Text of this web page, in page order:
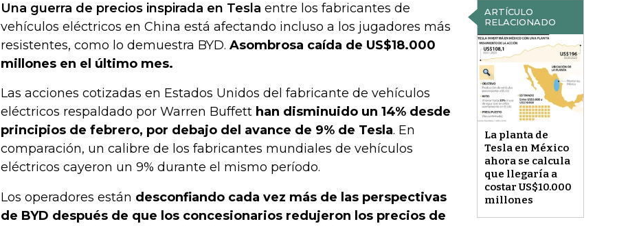
ARTÍCULO
RELACIONADO
La planta de
Tesla en México
ahora se calcula
que llegaría a
costar US$10.000
millones
Una guerra de precios inspirada en Tesla entre los fabricantes de
vehículos eléctricos en China está afectando incluso a los jugadores más
resistentes, como lo demuestra BYD. Asombrosa caída de US$18.000
millones en el último mes.
Las acciones cotizadas en Estados Unidos del fabricante de vehículos
eléctricos respaldado por Warren Buffett han disminuido un 14% desde
principios de febrero, por debajo del avance de 9% de Tesla. En
comparación, un calibre de los fabricantes mundiales de vehículos
eléctricos cayeron un 9% durante el mismo período.
Los operadores están desconfiando cada vez más de las perspectivas
de BYD después de que los concesionarios redujeron los precios de